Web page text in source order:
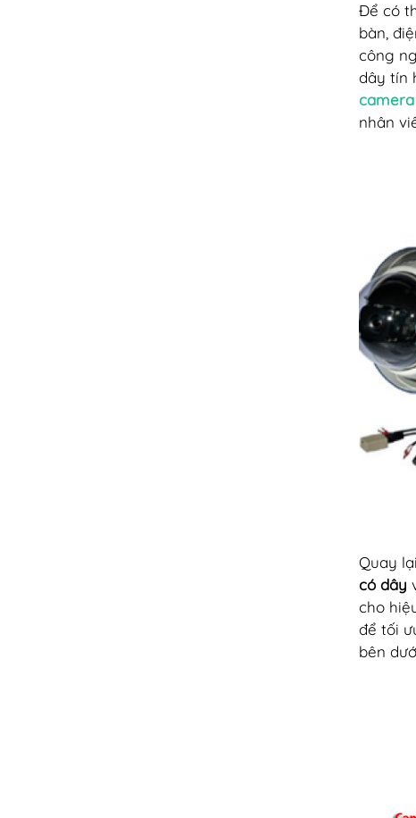
Để có
bàn,
công
dây tín
nhân
Quay
có dây
cho
để tối
bên